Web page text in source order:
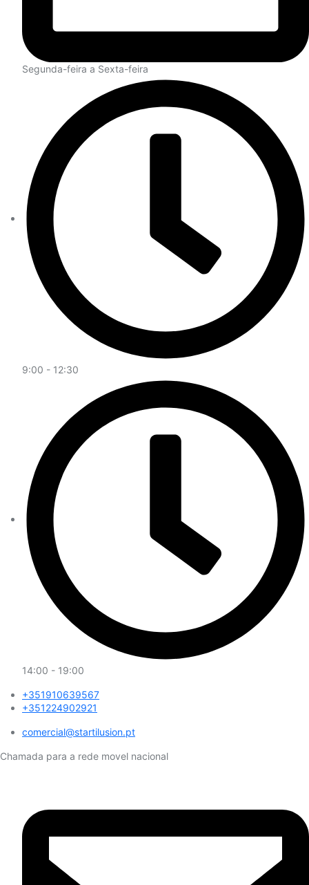
Segunda-feira a Sexta-feira
9:00 - 12:30
14:00 - 19:00
+351910639567
+351224902921
comercial@startilusion.pt​
Chamada para a rede movel nacional